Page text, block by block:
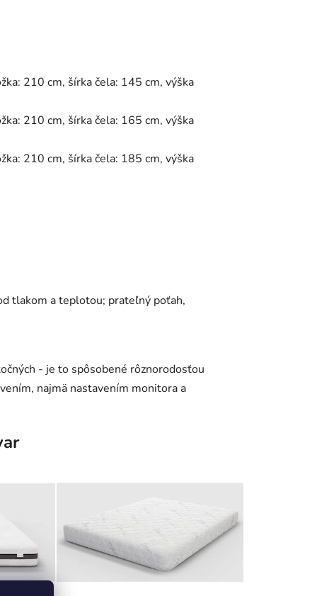
210 cm, šírka čela: 145 cm, výška
210 cm, šírka čela: 165 cm, výška
210 cm, šírka čela: 185 cm, výška
tlakom a teplotou; prateľný poťah,
- je to spôsobené rôznorodosťou
najmä nastavením monitora a